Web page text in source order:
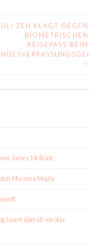
ZEH KLAGT GEGEN
BIOMETRISCHEN
REISEPASS BEIM
>
James McBride
Mwanza Mujila
lauert überall von Ilija